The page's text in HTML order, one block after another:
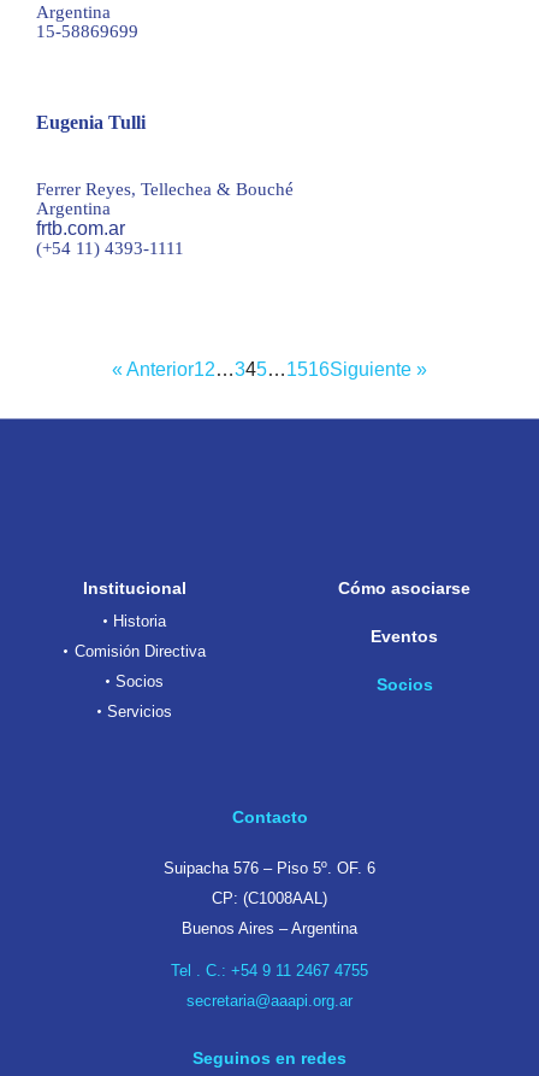
Argentina
15-58869699
Eugenia Tulli
Ferrer Reyes, Tellechea & Bouché
Argentina
frtb.com.ar
(+54 11) 4393-1111
« Anterior12…345…1516Siguiente »
Institucional
Historia
Comisión Directiva
Socios
Servicios
Cómo asociarse
Eventos
Socios
Contacto
Suipacha 576 – Piso 5º. OF. 6
CP: (C1008AAL)
Buenos Aires – Argentina
Tel . C.: +54 9 11 2467 4755
secretaria@aaapi.org.ar
Seguinos en redes